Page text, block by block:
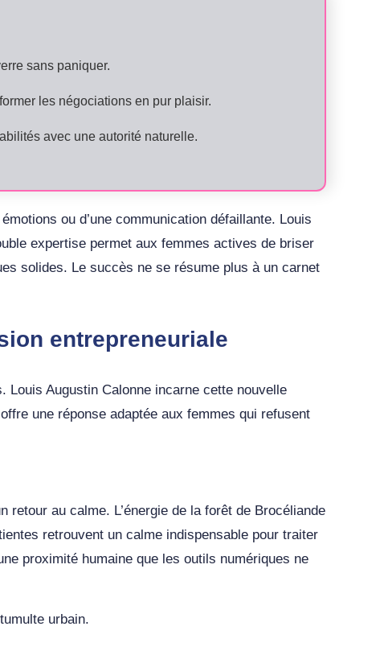
sans paniquer.
les négociations en pur plaisir.
avec une autorité naturelle.
ou d’une communication défaillante. Louis
expertise permet aux femmes actives de briser
solides. Le succès ne se résume plus à un carnet
entrepreneuriale
Louis Augustin Calonne incarne cette nouvelle
une réponse adaptée aux femmes qui refusent
au calme. L’énergie de la forêt de Brocéliande
retrouvent un calme indispensable pour traiter
proximité humaine que les outils numériques ne
urbain.